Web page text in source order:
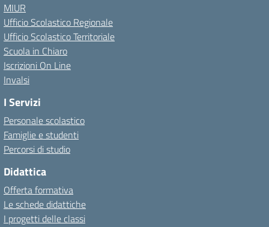
MIUR
Ufficio Scolastico Regionale
Ufficio Scolastico Territoriale
Scuola in Chiaro
Iscrizioni On Line
Invalsi
I Servizi
Personale scolastico
Famiglie e studenti
Percorsi di studio
Didattica
Offerta formativa
Le schede didattiche
I progetti delle classi